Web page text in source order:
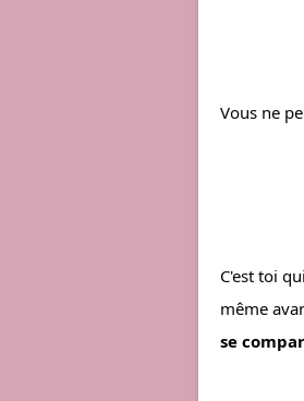
Vous ne
C'est toi
même
se